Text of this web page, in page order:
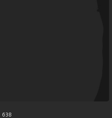
638